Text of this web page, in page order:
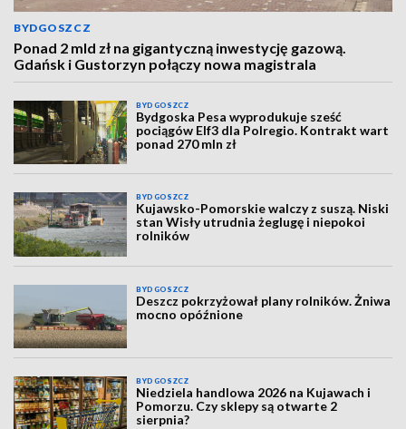
BYDGOSZCZ
Ponad 2 mld zł na gigantyczną inwestycję gazową.
Gdańsk i Gustorzyn połączy nowa magistrala
BYDGOSZCZ
Bydgoska Pesa wyprodukuje sześć
pociągów Elf3 dla Polregio. Kontrakt wart
ponad 270 mln zł
BYDGOSZCZ
Kujawsko-Pomorskie walczy z suszą. Niski
stan Wisły utrudnia żeglugę i niepokoi
rolników
BYDGOSZCZ
Deszcz pokrzyżował plany rolników. Żniwa
mocno opóźnione
BYDGOSZCZ
Niedziela handlowa 2026 na Kujawach i
Pomorzu. Czy sklepy są otwarte 2
sierpnia?